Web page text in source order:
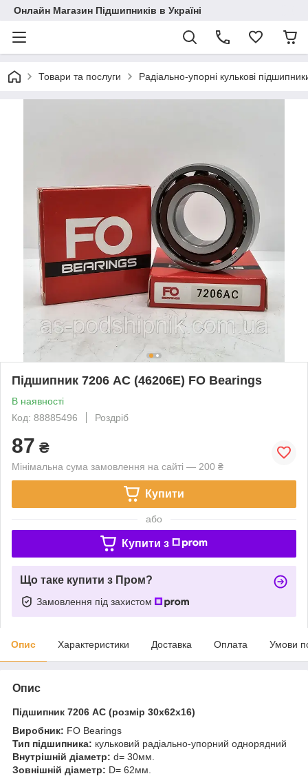
Онлайн Магазин Підшипників в Україні
Товари та послуги Радіально-упорні кулькові
Підшипник 7206 AC (46206E) FO Bearings
В наявності
Код: 88885496
Роздріб
87 ₴
Мінімальна сума замовлення на сайті — 200 ₴
Купити
або
Купити з
Що таке купити з Пром?
Замовлення під захистом
Опис Характеристики Доставка Оплата Умови
Опис
Підшипник 7206 AC (розмір 30x62x16)
Виробник: FO Bearings
Тип підшипника: кульковий радіально-упорний однорядний
Внутрішній діаметр: d= 30мм.
Зовнішній діаметр: D= 62мм.